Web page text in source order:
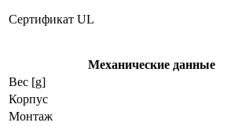
Сертификат UL
Механические данные
Вес [g]
Корпус
Монтаж